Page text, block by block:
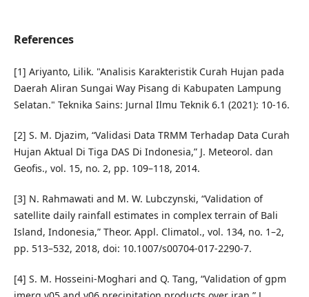
References
[1] Ariyanto, Lilik. "Analisis Karakteristik Curah Hujan pada
Daerah Aliran Sungai Way Pisang di Kabupaten Lampung
Selatan." Teknika Sains: Jurnal Ilmu Teknik 6.1 (2021): 10-16.
[2] S. M. Djazim, “Validasi Data TRMM Terhadap Data Curah
Hujan Aktual Di Tiga DAS Di Indonesia,” J. Meteorol. dan
Geofis., vol. 15, no. 2, pp. 109–118, 2014.
[3] N. Rahmawati and M. W. Lubczynski, “Validation of
satellite daily rainfall estimates in complex terrain of Bali
Island, Indonesia,” Theor. Appl. Climatol., vol. 134, no. 1–2,
pp. 513–532, 2018, doi: 10.1007/s00704-017-2290-7.
[4] S. M. Hosseini-Moghari and Q. Tang, “Validation of gpm